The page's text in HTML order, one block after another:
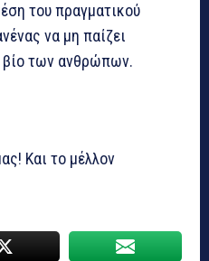
του πραγματικού
να μη παίζει
βίο των ανθρώπων.
Και το μέλλον